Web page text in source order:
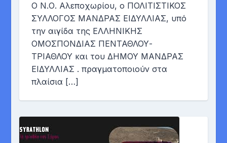
O Ν.Ο. Αλεποχωρίου, ο ΠΟΛΙΤΙΣΤΙΚΟΣ
ΣΥΛΛΟΓΟΣ ΜΑΝΔΡΑΣ ΕΙΔΥΛΛΙΑΣ, υπό
την αιγίδα της ΕΛΛΗΝΙΚΗΣ
ΟΜΟΣΠΟΝΔΙΑΣ ΠΕΝΤΑΘΛΟΥ-
ΤΡΙΑΘΛΟΥ και του ΔΗΜΟΥ ΜΑΝΔΡΑΣ
ΕΙΔΥΛΛΙΑΣ . πραγματοποιούν στα
πλαίσια […]